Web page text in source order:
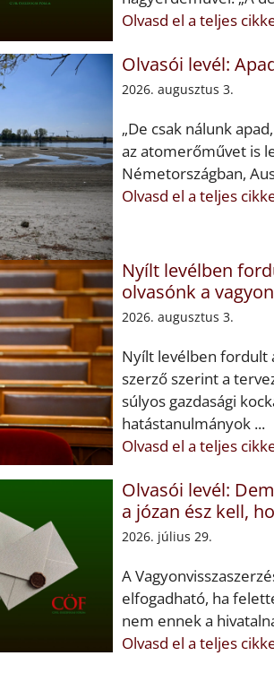
Olvasd el a teljes
Olvasói levél:
2026. augusztus 3.
„De csak nálunk
az atomerőművet is
Németországban,
Olvasd el a teljes
Nyílt levélben
olvasónk a
2026. augusztus 3.
Nyílt levélben fordult
szerző szerint a
súlyos gazdasági
hatástanulmányok ...
Olvasd el a teljes
Olvasói levél:
a józan ész kell,
2026. július 29.
A
elfogadható, ha
nem ennek a
Olvasd el a teljes